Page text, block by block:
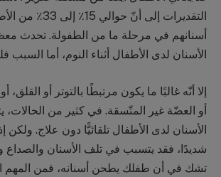
التقديرات إلى أنّ
أسنانهم في مرحلة ما من الطفولة. تحدث
الأسنان لدى الأطفال أثناء النوم، أما السبب
إلا أنّه غالبًا ما يكون مرتبطًا بالتوتر أو القلق،
أو العضّة غير المتّسقة. في كثير من الحالات،
الأسنان لدى الأطفال تلقائيًّا دون علاج. ولكن
شديدًا، فقد يتسبب في تلف الأسنان والصداع
تشك في أن طفلك يطحن أسنانه، فمن المهم